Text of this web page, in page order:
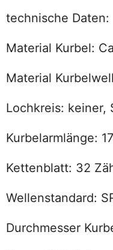
technische Daten:
Material Kurbel:
Material
Lochkreis: keiner,
Kurbelarmlänge:
Kettenblatt: 32
Wellenstandard:
Durchmesser